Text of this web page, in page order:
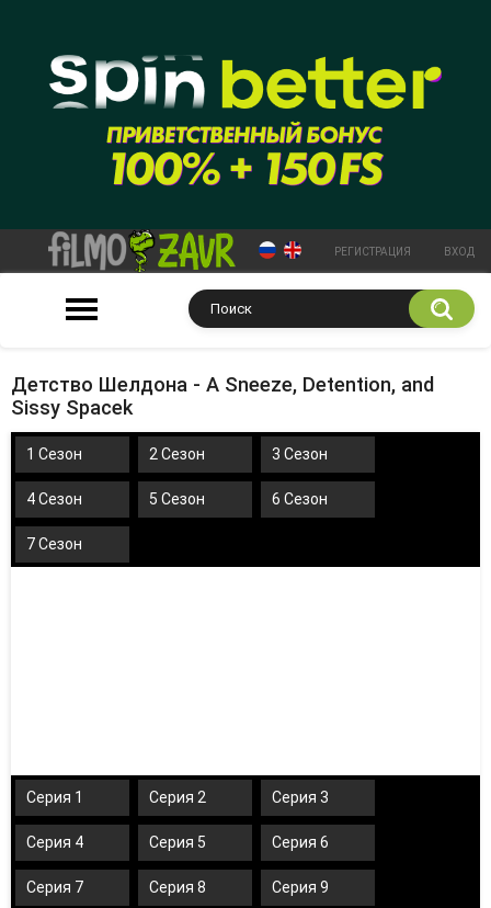
РЕГИСТРАЦИЯ ВХОД
Детство Шелдона - A Sneeze, Detention, and
Sissy Spacek
1 Сезон 2 Сезон 3 Сезон
4 Сезон 5 Сезон 6 Сезон
7 Сезон
Серия 1 Серия 2 Серия 3
Серия 4 Серия 5 Серия 6
Серия 7 Серия 8 Серия 9